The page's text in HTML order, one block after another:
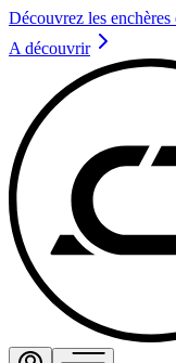
Découvrez les enchères
A découvrir